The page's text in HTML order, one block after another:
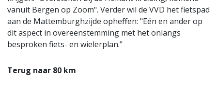
vanuit Bergen op Zoom". Verder wil de VVD het fietspad
aan de Mattemburghzijde opheffen: "Eén en ander op
dit aspect in overeenstemming met het onlangs
besproken fiets- en wielerplan."
Terug naar 80 km